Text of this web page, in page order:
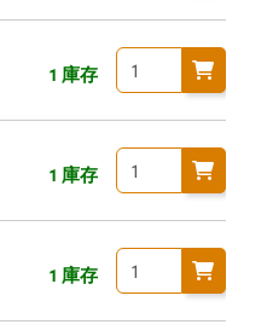
1 庫存
1 庫存
1 庫存